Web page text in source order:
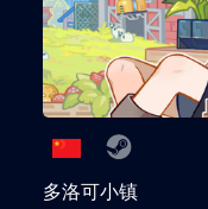
多洛可小镇